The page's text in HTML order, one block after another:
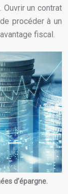
un contrat
procéder à un
fiscal.
d’épargne.